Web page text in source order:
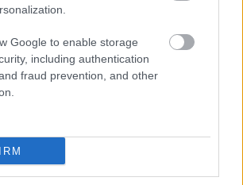
Google to enable storage
including authentication
fraud prevention, and other